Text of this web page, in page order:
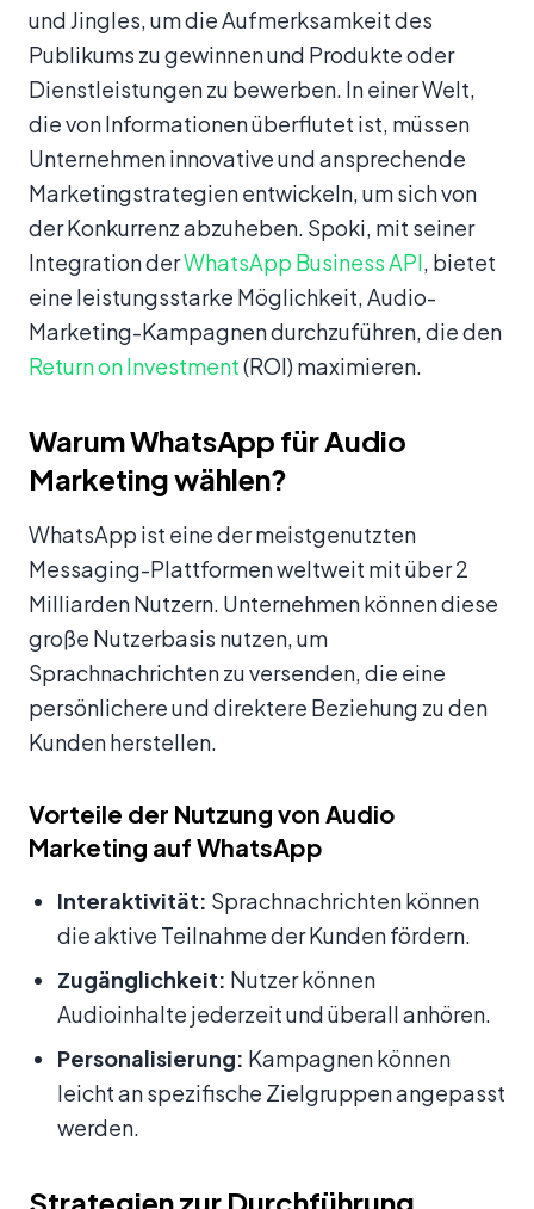
und Jingles, um die Aufmerksamkeit des
Publikums zu gewinnen und Produkte oder
Dienstleistungen zu bewerben. In einer Welt,
die von Informationen überflutet ist, müssen
Unternehmen innovative und ansprechende
Marketingstrategien entwickeln, um sich von
der Konkurrenz abzuheben. Spoki, mit seiner
Integration derWhatsApp Business API, bietet
eine leistungsstarke Möglichkeit, Audio-
Marketing-Kampagnen durchzuführen, die den
Return on Investment(ROI) maximieren.
Warum WhatsApp für Audio
Marketing wählen?
WhatsApp ist eine der meistgenutzten
Messaging-Plattformen weltweit mit über 2
Milliarden Nutzern. Unternehmen können diese
große Nutzerbasis nutzen, um
Sprachnachrichten zu versenden, die eine
persönlichere und direktere Beziehung zu den
Kunden herstellen.
Vorteile der Nutzung von Audio
Marketing auf WhatsApp
Interaktivität: Sprachnachrichten können
die aktive Teilnahme der Kunden fördern.
Zugänglichkeit: Nutzer können
Audioinhalte jederzeit und überall anhören.
Personalisierung: Kampagnen können
leicht an spezifische Zielgruppen angepasst
werden.
Strategien zur Durchführung